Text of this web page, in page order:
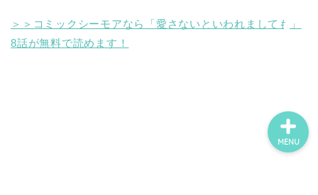
＞＞コミックシーモアなら「愛さないといわれましても」
8話が無料で読めます！
MENU